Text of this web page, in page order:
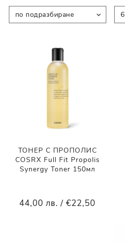
ТОНЕР С ПРОПОЛИС
COSRX Full Fit Propolis
Synergy Toner 150мл
44,00 лв. / €22,50